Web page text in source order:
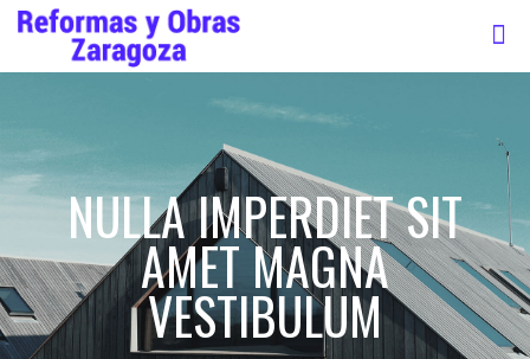
NULLA IMPERDIET SIT
AMET MAGNA
VESTIBULUM